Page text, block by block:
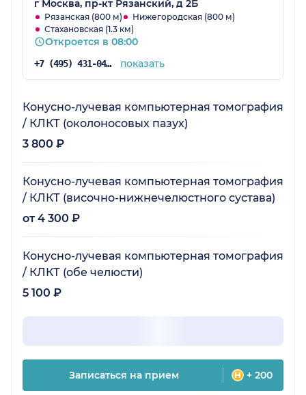
г Москва, пр-кт Рязанский, д 2Б
Рязанская (800 м)
Нижегородская (800 м)
Стахановская (1.3 км)
Откроется в 08:00
+7 (495) 431-04-73 показать
Конусно-лучевая компьютерная томография
/ КЛКТ (околоносовых пазух)
3 800 ₽
Конусно-лучевая компьютерная томография
/ КЛКТ (височно-нижнечелюстного сустава)
от 4 300 ₽
Конусно-лучевая компьютерная томография
/ КЛКТ (обе челюсти)
5 100 ₽
Записаться на прием + 200